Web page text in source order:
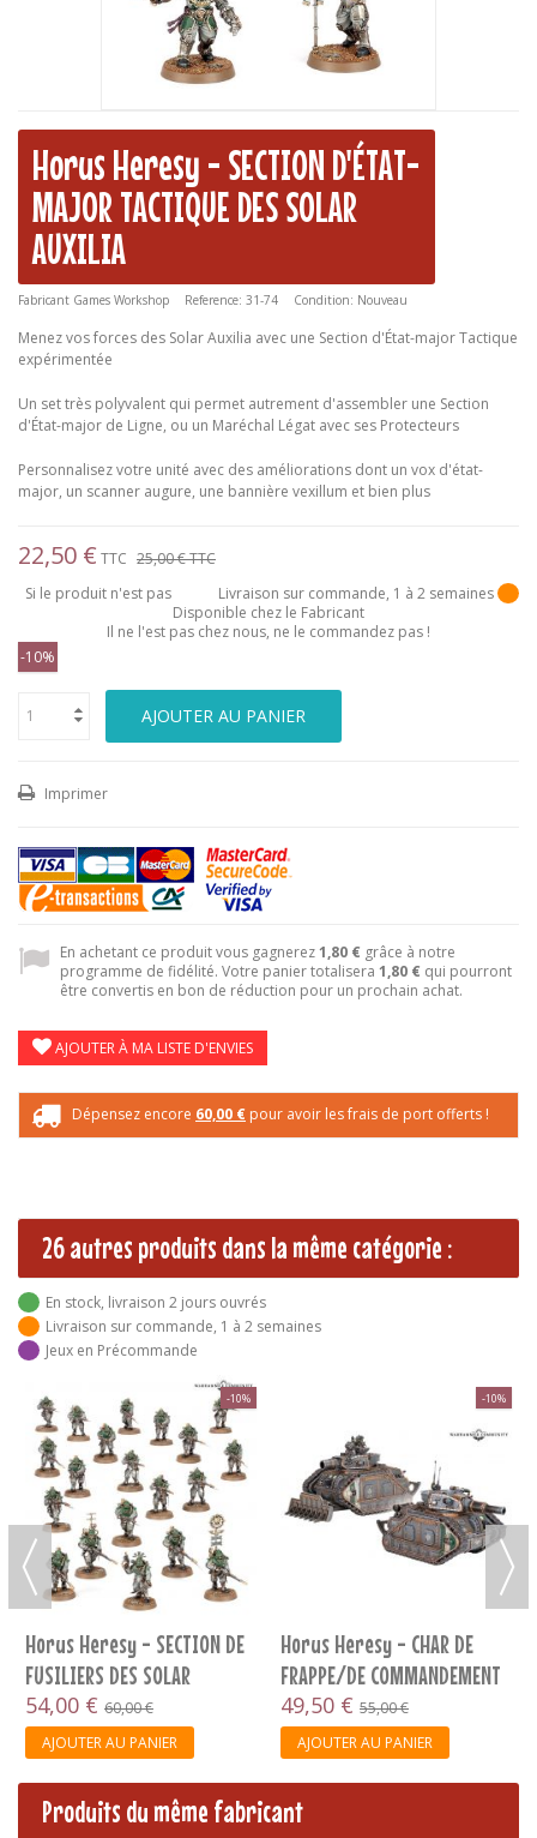
Horus Heresy - SECTION D'ÉTAT-
MAJOR TACTIQUE DES SOLAR
AUXILIA
Fabricant Games Workshop Reference: 31-74 Condition: Nouveau
Menez vos forces des Solar Auxilia avec une Section d'État-major Tactique
expérimentée
Un set très polyvalent qui permet autrement d'assembler une Section
d'État-major de Ligne, ou un Maréchal Légat avec ses Protecteurs
Personnalisez votre unité avec des améliorations dont un vox d'état-
major, un scanner augure, une bannière vexillum et bien plus
22,50 € TTC 25,00 €TTC
Livraison sur commande, 1 à 2 semaines
Si le produit n'est pas
Disponible chez le Fabricant
Il ne l'est pas chez nous, ne le commandez pas !
-10%
AJOUTER AU PANIER
Imprimer
En achetant ce produit vous gagnerez1,80 € grâce à notre
programme de fidélité. Votre panier totalisera 1,80 € qui pourront
être convertis en bon de réduction pour un prochain achat.
AJOUTER À MA LISTE D'ENVIES
Dépensez encore 60,00 € pour avoir les frais de port offerts !
26 autres produits dans la même catégorie :
En stock, livraison 2 jours ouvrés
Livraison sur commande, 1 à 2 semaines
Jeux en Précommande
-10%
Horus Heresy - SECTION DE
FUSILIERS DES SOLAR
AUXILIA
54,00 € 60,00 €
AJOUTER AU PANIER
-10%
Horus Heresy - CHAR DE
FRAPPE/DE COMMANDEMENT
LEMAN RUSS...
49,50 € 55,00 €
AJOUTER AU PANIER
Produits du même fabricant